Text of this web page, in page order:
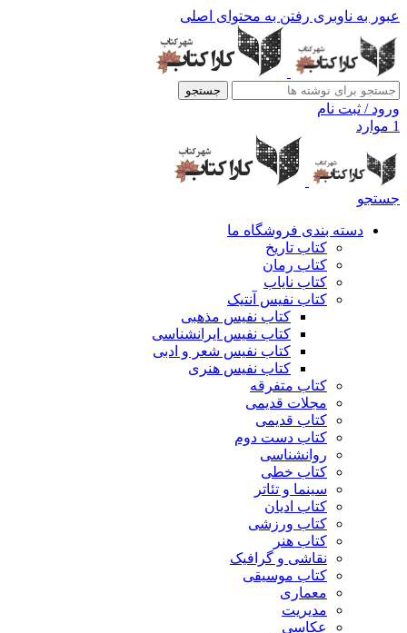
عبور به ناوبری رفتن به محتوای اصلی
جستجو
ورود / ثبت نام
1 موارد
جستجو
دسته بندی فروشگاه ما
کتاب تاریخ
کتاب رمان
کتاب نایاب
کتاب نفیس آنتیک
کتاب نفیس مذهبی
کتاب نفیس ایرانشناسی
کتاب نفیس شعر و ادبی
کتاب نفیس هنری
کتاب متفرقه
مجلات قدیمی
کتاب قدیمی
کتاب دست دوم
روانشناسی
کتاب خطی
سینما و تئاتر
کتاب ادیان
کتاب ورزشی
کتاب هنر
نقاشی و گرافیک
کتاب موسیقی
معماری
مدیریت
عکاسی